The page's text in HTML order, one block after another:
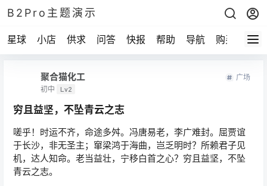
B2Pro主题演示
星球 小店 供求 问答 快报 帮助 导航 购买
聚合猫化工
初中 Lv2
广场
穷且益坚，不坠青云之志
嗟乎！时运不齐，命途多舛。冯唐易老，李广难封。屈贾谊
于长沙，非无圣主；窜梁鸿于海曲，岂乏明时？所赖君子见
机，达人知命。老当益壮，宁移白首之心？穷且益坚，不坠
青云之志。